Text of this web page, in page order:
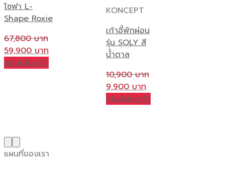
โซฟา L-
Shape Roxie
67,800
Original
price
59,900
หยิบใส่ตะกร้า
KONCEPT
เก้าอี้พักผ่อน
รุ่น SOLY สี
น้ำตาล
10,900
Original
price
9,900
หยิบใส่ตะกร้า
แผนที่ของเรา